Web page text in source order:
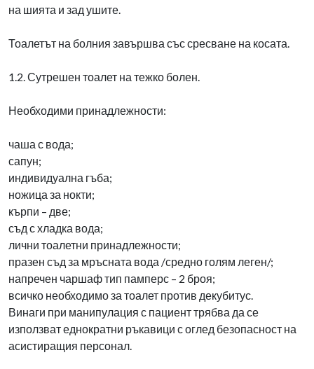
на шията и зад ушите.
Тоалетът на болния завършва със сресване на косата.
1.2. Сутрешен тоалет на тежко болен.
Необходими принадлежности:
чаша с вода;
сапун;
индивидуална гъба;
ножица за нокти;
кърпи – две;
съд с хладка вода;
лични тоалетни принадлежности;
празен съд за мръсната вода /средно голям леген/;
напречен чаршаф тип памперс – 2 броя;
всичко необходимо за тоалет против декубитус.
Винаги при манипулация с пациент трябва да се
използват еднократни ръкавици с оглед безопасност на
асистиращия персонал.